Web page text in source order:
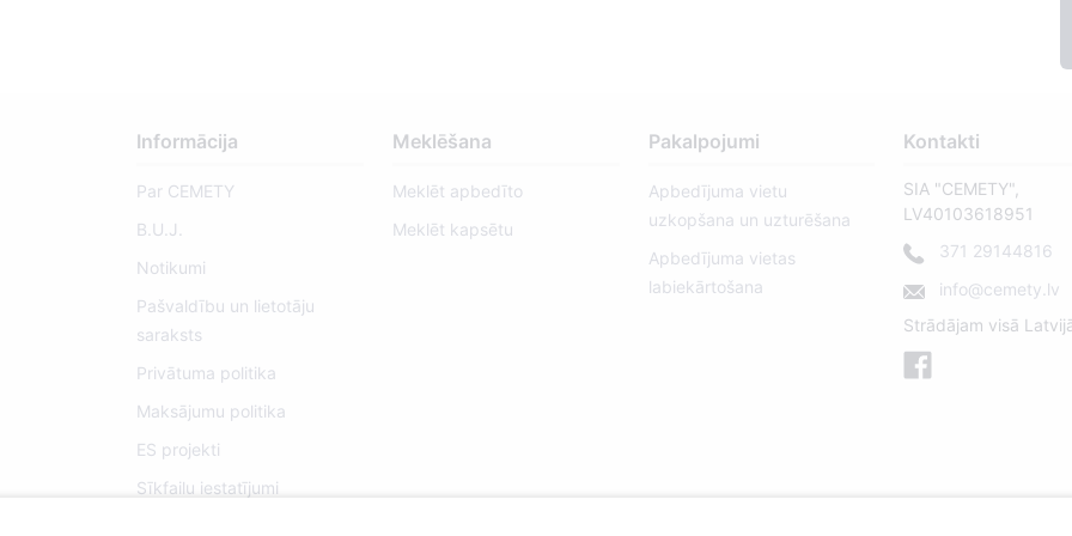
Informācija
Par CEMETY
B.U.J.
Notikumi
Pašvaldību un lietotāju
saraksts
Privātuma politika
Maksājumu politika
ES projekti
Sīkfailu iestatījumi
Meklēšana
Meklēt apbedīto
Meklēt kapsētu
Pakalpojumi
Apbedījuma vietu
uzkopšana un uzturēšana
Apbedījuma vietas
labiekārtošana
Kontakti
SIA "CEMETY",
LV40103618951
371 29144816
info@cemety.lv
Strādājam visā